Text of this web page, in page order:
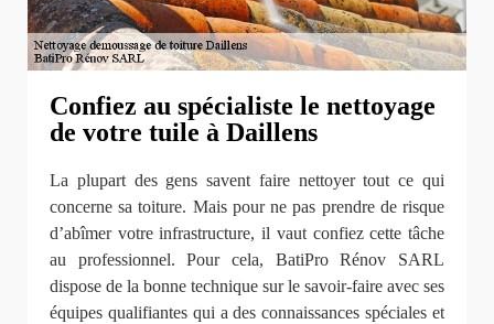
Confiez au spécialiste le nettoyage
de votre tuile à Daillens
La plupart des gens savent faire nettoyer tout ce qui
concerne sa toiture. Mais pour ne pas prendre de risque
d’abîmer votre infrastructure, il vaut confiez cette tâche
au professionnel. Pour cela, BatiPro Rénov SARL
dispose de la bonne technique sur le savoir-faire avec ses
équipes qualifiantes qui a des connaissances spéciales et